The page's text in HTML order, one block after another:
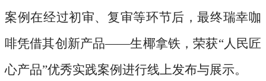
案例在经过初审、复审等环节后，最终瑞幸咖
啡凭借其创新产品——生椰拿铁，荣获“人民匠
心产品”优秀实践案例进行线上发布与展示。